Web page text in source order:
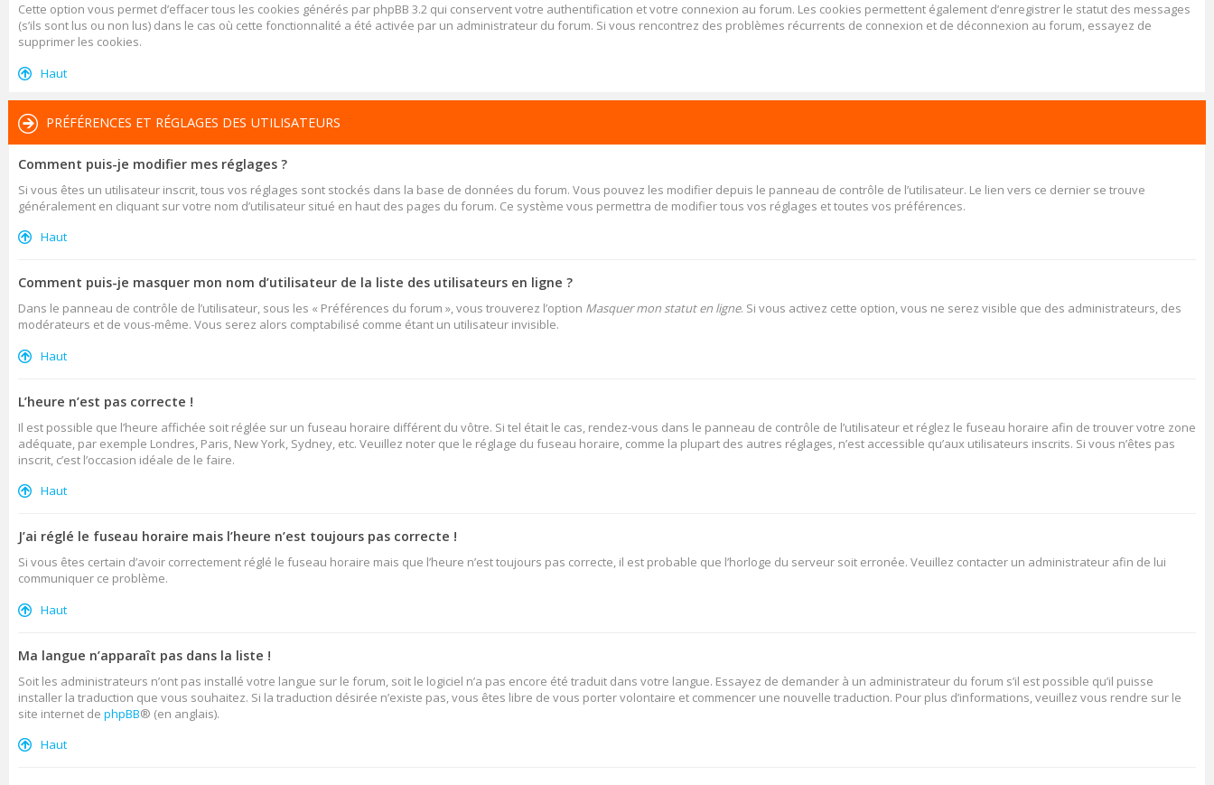
Cette option vous permet d’effacer tous les cookies générés par phpBB 3.2 qui conservent votre authentification et votre connexion au forum. Les cookies permettent également d’enregistrer le statut des messages
(s’ils sont lus ou non lus) dans le cas où cette fonctionnalité a été activée par un administrateur du forum. Si vous rencontrez des problèmes récurrents de connexion et de déconnexion au forum, essayez de
supprimer les cookies.
Haut
PRÉFÉRENCES ET RÉGLAGES DES UTILISATEURS
Comment puis-je modifier mes réglages ?
Si vous êtes un utilisateur inscrit, tous vos réglages sont stockés dans la base de données du forum. Vous pouvez les modifier depuis le panneau de contrôle de l’utilisateur. Le lien vers ce dernier se trouve
généralement en cliquant sur votre nom d’utilisateur situé en haut des pages du forum. Ce système vous permettra de modifier tous vos réglages et toutes vos préférences.
Haut
Comment puis-je masquer mon nom d’utilisateur de la liste des utilisateurs en ligne ?
Dans le panneau de contrôle de l’utilisateur, sous les « Préférences du forum », vous trouverez l’option Masquer mon statut en ligne. Si vous activez cette option, vous ne serez visible que des administrateurs, des
modérateurs et de vous-même. Vous serez alors comptabilisé comme étant un utilisateur invisible.
Haut
L’heure n’est pas correcte !
Il est possible que l’heure affichée soit réglée sur un fuseau horaire différent du vôtre. Si tel était le cas, rendez-vous dans le panneau de contrôle de l’utilisateur et réglez le fuseau horaire afin de trouver votre zone
adéquate, par exemple Londres, Paris, New York, Sydney, etc. Veuillez noter que le réglage du fuseau horaire, comme la plupart des autres réglages, n’est accessible qu’aux utilisateurs inscrits. Si vous n’êtes pas
inscrit, c’est l’occasion idéale de le faire.
Haut
J’ai réglé le fuseau horaire mais l’heure n’est toujours pas correcte !
Si vous êtes certain d’avoir correctement réglé le fuseau horaire mais que l’heure n’est toujours pas correcte, il est probable que l’horloge du serveur soit erronée. Veuillez contacter un administrateur afin de lui
communiquer ce problème.
Haut
Ma langue n’apparaît pas dans la liste !
Soit les administrateurs n’ont pas installé votre langue sur le forum, soit le logiciel n’a pas encore été traduit dans votre langue. Essayez de demander à un administrateur du forum s’il est possible qu’il puisse
installer la traduction que vous souhaitez. Si la traduction désirée n’existe pas, vous êtes libre de vous porter volontaire et commencer une nouvelle traduction. Pour plus d’informations, veuillez vous rendre sur le
site internet de phpBB® (en anglais).
Haut